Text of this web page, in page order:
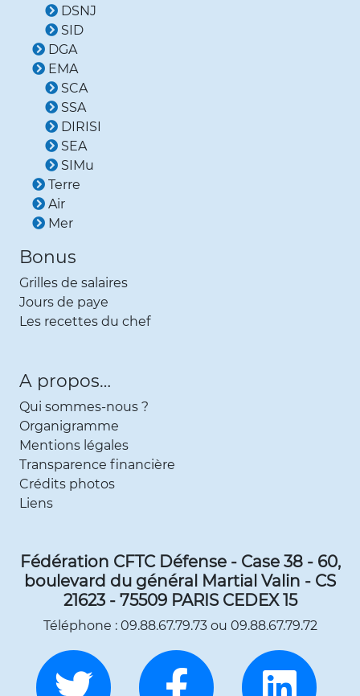
DSNJ
SID
DGA
EMA
SCA
SSA
DIRISI
SEA
SIMu
Terre
Air
Mer
Bonus
Grilles de salaires
Jours de paye
Les recettes du chef
A propos…
Qui sommes-nous ?
Organigramme
Mentions légales
Transparence financière
Crédits photos
Liens
Fédération CFTC Défense - Case 38 - 60,
boulevard du général Martial Valin - CS
21623 - 75509 PARIS CEDEX 15
Téléphone : 09.88.67.79.73 ou 09.88.67.79.72